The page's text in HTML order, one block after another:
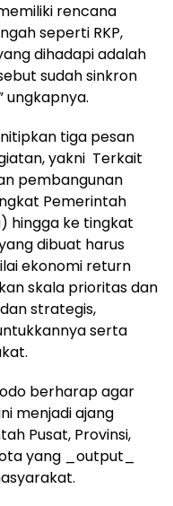
rencana
seperti RKP,
dihadapi adalah
sudah sinkron
ungkapnya.
tiga pesan
yakni Terkait
pembangunan
Pemerintah
hingga ke tingkat
dibuat harus
ekonomi return
skala prioritas dan
strategis,
serta
berharap agar
menjadi ajang
Pusat, Provinsi,
yang _output_